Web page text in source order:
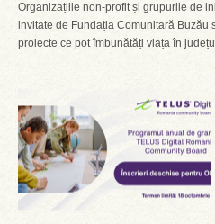
Organizațiile non-profit și grupurile de
invitate de Fundația Comunitară Buzău
proiecte ce pot îmbunătăți viața în